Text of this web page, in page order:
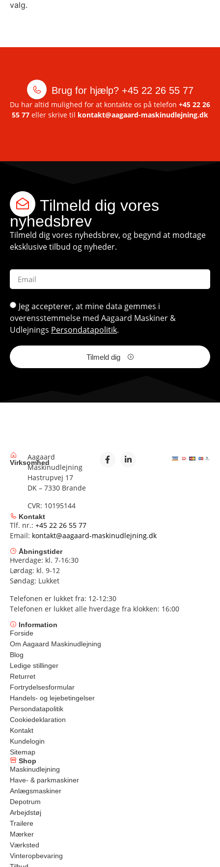
valg.
Brug for hjælp? +45 22 26 55 77
Du har altid mulighed for at kontakte os på telefon +45 22 26
55 77 eller skrive til kontakt@aagaard-maskinudlejning.dk
Tilmeld dig vores
nyhedsbrev
Tilmeld dig vores nyhedsbrev, og begynd at modtage
eksklusive tilbud og nyheder.
Jeg accepterer, at mine data gemmes i
overensstemmelse med Aagaard Maskiner &
Udlejnings Persondatapolitik.
Tilmeld dig
Virksomhed
Aagaard
Maskinudlejning
Hastrupvej 17
DK – 7330 Brande
CVR: 10195144
Kontakt
Tlf. nr.: +45 22 26 55 77
Email: kontakt@aagaard-maskinudlejning.dk
Åbningstider
Hverdage: kl. 7-16:30
Lørdag: kl. 9-12
Søndag: Lukket
Telefonen er lukket fra: 12-12:30
Telefonen er lukket alle hverdage fra klokken: 16:00
Information
Forside
Om Aagaard Maskinudlejning
Blog
Ledige stillinger
Returret
Fortrydelsesformular
Handels- og lejebetingelser
Persondatapolitik
Cookiedeklaration
Kontakt
Kundelogin
Sitemap
Shop
Maskinudlejning
Have- & parkmaskiner
Anlægsmaskiner
Depotrum
Arbejdstøj
Trailere
Mærker
Værksted
Vinteropbevaring